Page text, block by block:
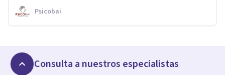
Psicobai
Consulta a nuestros especialistas